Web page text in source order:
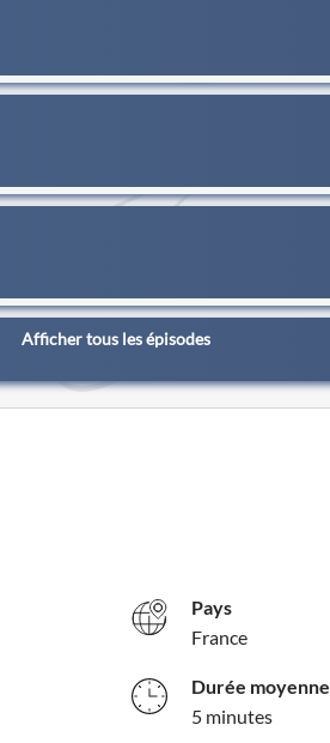
Afficher tous les épisodes
Pays
France
Durée moyenne
5 minutes